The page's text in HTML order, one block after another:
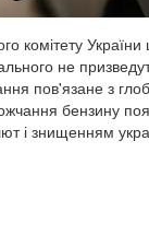
комітету
не
пов'язане з
бензину
і знищенням